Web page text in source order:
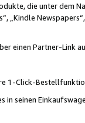
die unter dem
„Kindle
einen Partner-Link
1-Click-
seinen